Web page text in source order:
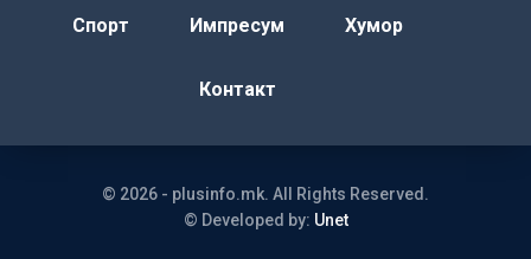
Спорт Импресум Хумор
Контакт
© 2026 - plusinfo.mk. All Rights Reserved.
© Developed by: Unet